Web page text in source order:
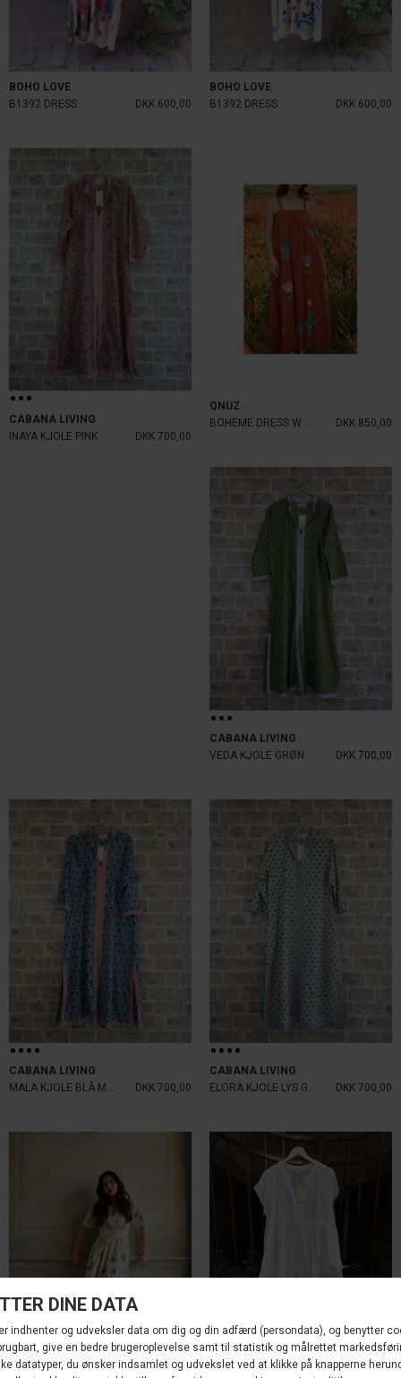
BOHO LOVE
B1392 DRESS
DKK 600,00
BOHO LOVE
B1392 DRESS
DKK 600,00
CABANA LIVING
INAYA KJOLE PINK
DKK 700,00
QNUZ
BOHEME DRESS W. EMBRODERY TOSC
DKK 850,00
CABANA LIVING
VEDA KJOLE GRØN BLÅ STRIB
DKK 700,00
CABANA LIVING
MALA KJOLE BLÅ M. RØDE STRIB
DKK 700,00
CABANA LIVING
ELORA KJOLE LYS GRØN BLÅ
DKK 700,00